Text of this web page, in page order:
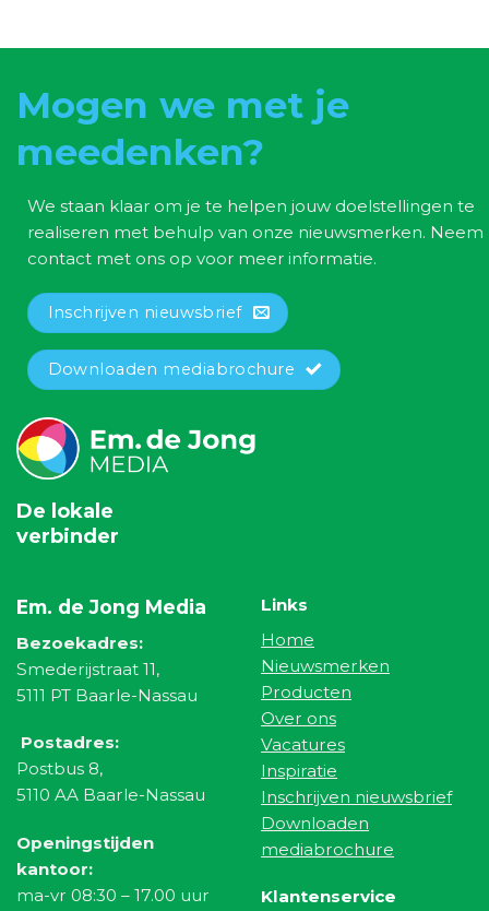
Mogen we met je
meedenken?
We staan klaar om je te helpen jouw doelstellingen te
realiseren met behulp van onze nieuwsmerken. Neem
contact met ons op voor meer informatie.
Inschrijven nieuwsbrief
Downloaden mediabrochure
De lokale
verbinder
Em. de Jong Media
Bezoekadres:
Smederijstraat 11,
5111 PT Baarle-Nassau
Postadres:
Postbus 8,
5110 AA Baarle-Nassau
Openingstijden
kantoor:
ma-vr 08:30 – 17.00 uur
Links
Home
Nieuwsmerken
Producten
Over ons
Vacatures
Inspiratie
Inschrijven nieuwsbrief
Downloaden
mediabrochure
Klantenservice